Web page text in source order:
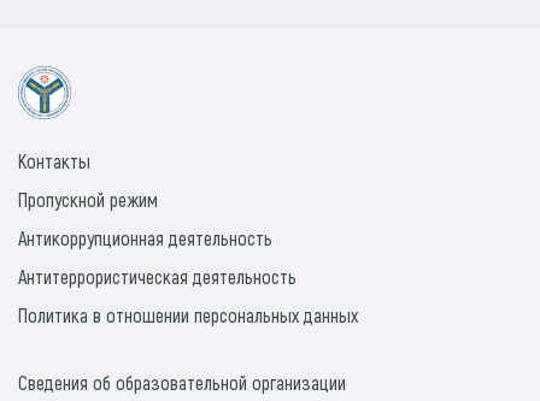
Контакты
Пропускной режим
Антикоррупционная деятельность
Антитеррористическая деятельность
Политика в отношении персональных данных
Сведения об образовательной организации